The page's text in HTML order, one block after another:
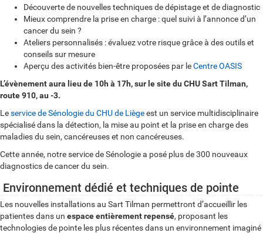
Découverte de nouvelles techniques de dépistage et de diagnostic
Mieux comprendre la prise en charge : quel suivi à l’annonce d’un
cancer du sein ?
Ateliers personnalisés : évaluez votre risque grâce à des outils et
conseils sur mesure
Aperçu des activités bien-être proposées par leCentre OASIS
L’évènement aura lieu de 10h à 17h, sur le site du CHU Sart Tilman,
route 910, au -3.
Leservice de Sénologie du CHU de Liègeest un service multidisciplinaire
spécialisé dans la détection, la mise au point et la prise en charge des
maladies du sein, cancéreuses et non cancéreuses.
Cette année, notre service de Sénologie a posé plus de 300 nouveaux
diagnostics de cancer du sein.
Environnement dédié et techniques de pointe
Les nouvelles installations au Sart Tilman permettront d’accueillir les
patientes dans un espace entièrement repensé, proposant les
technologies de pointe les plus récentes dans un environnement imaginé